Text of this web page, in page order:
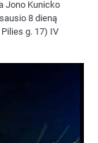
Jono Kunicko
8 dieną
g. 17) IV